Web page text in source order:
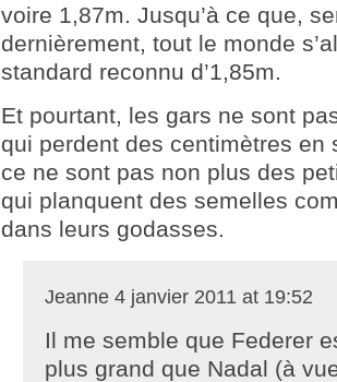
voire 1,87m. Jusqu’à ce que,
dernièrement, tout le monde
standard reconnu d’1,85m.
Et pourtant, les gars ne sont
qui perdent des centimètres en
ce ne sont pas non plus des
qui planquent des semelles
dans leurs godasses.
Jeanne 4 janvier 2011 at 19:52
Il me semble que Federer
plus grand que Nadal (à